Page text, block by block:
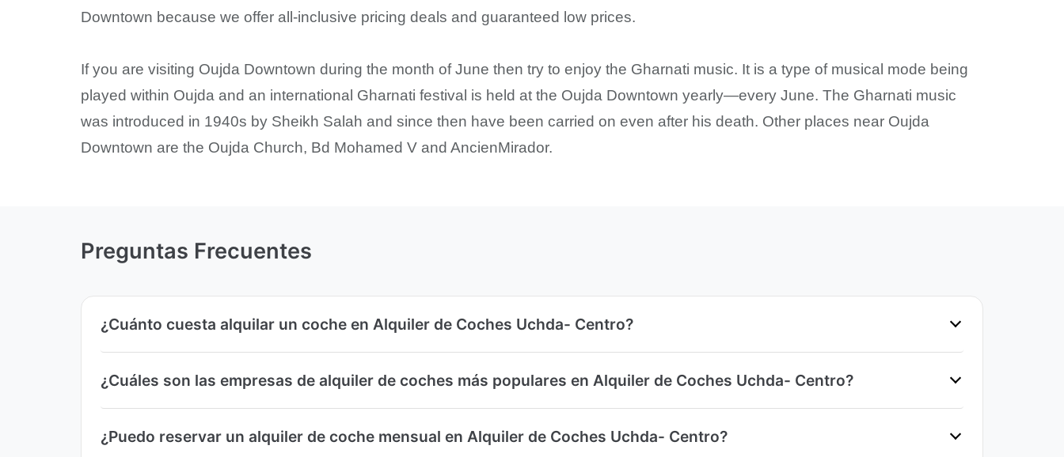
Downtown because we offer all-inclusive pricing deals and guaranteed low prices.
If you are visiting Oujda Downtown during the month of June then try to enjoy the Gharnati music. It is a type of musical mode being
played within Oujda and an international Gharnati festival is held at the Oujda Downtown yearly—every June. The Gharnati music
was introduced in 1940s by Sheikh Salah and since then have been carried on even after his death. Other places near Oujda
Downtown are the Oujda Church, Bd Mohamed V and AncienMirador.
Preguntas Frecuentes
¿Cuánto cuesta alquilar un coche en Alquiler de Coches Uchda- Centro?
¿Cuáles son las empresas de alquiler de coches más populares en Alquiler de Coches Uchda- Centro?
¿Puedo reservar un alquiler de coche mensual en Alquiler de Coches Uchda- Centro?